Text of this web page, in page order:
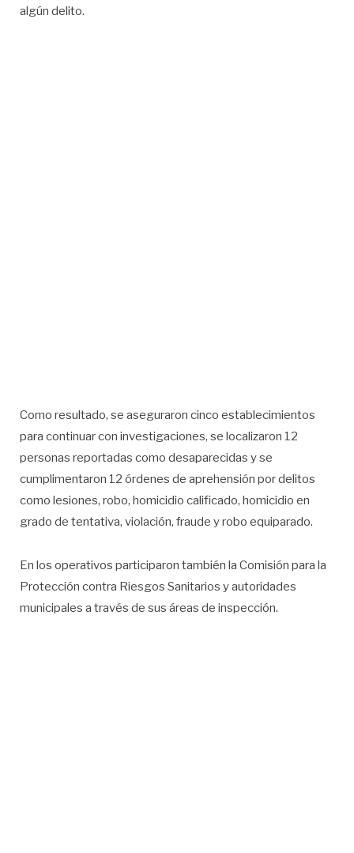
algún delito.
Como resultado, se aseguraron cinco establecimientos
para continuar con investigaciones, se localizaron 12
personas reportadas como desaparecidas y se
cumplimentaron 12 órdenes de aprehensión por delitos
como lesiones, robo, homicidio calificado, homicidio en
grado de tentativa, violación, fraude y robo equiparado.
En los operativos participaron también la Comisión para la
Protección contra Riesgos Sanitarios y autoridades
municipales a través de sus áreas de inspección.